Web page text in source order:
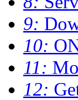
9:
10:
11:
12: